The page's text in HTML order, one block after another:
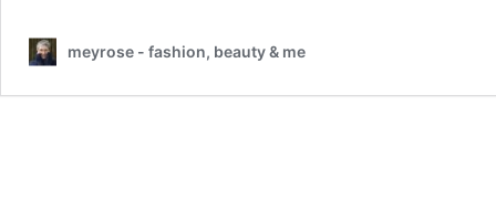
meyrose - fashion, beauty & me